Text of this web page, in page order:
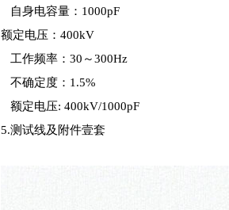
自身电容量：1000pF
额定电压：400kV
工作频率：30～300Hz
不确定度：1.5%
额定电压: 400kV/1000pF
5.测试线及附件壹套